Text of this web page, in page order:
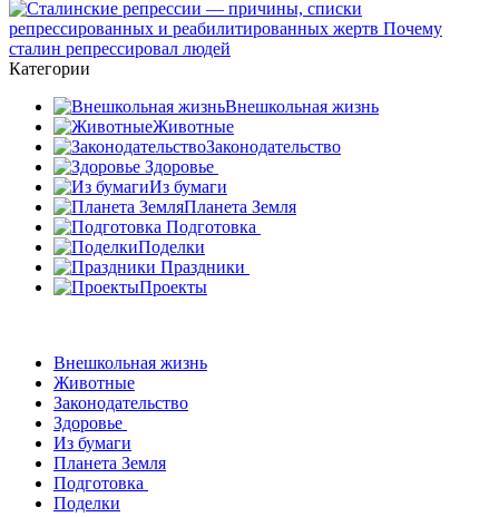
Категории
Внешкольная жизнь
Животные
Законодательство
Здоровье
Из бумаги
Планета Земля
Подготовка
Поделки
Праздники
Проекты
Внешкольная жизнь
Животные
Законодательство
Здоровье
Из бумаги
Планета Земля
Подготовка
Поделки